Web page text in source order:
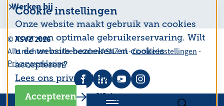
Cookie instellingen
Onze website maakt gebruik van cookies
voor een optimale gebruikerservaring. Wilt
u de website bezoeken en cookies
accepteren?
Lees ons privacy beleid.
Accepteren
Weigeren
Werken bij
© ASVZ 2026
Alle rechten voorbehouden ASVZ.nl -Cookie instellingen -
Privacyverklaring